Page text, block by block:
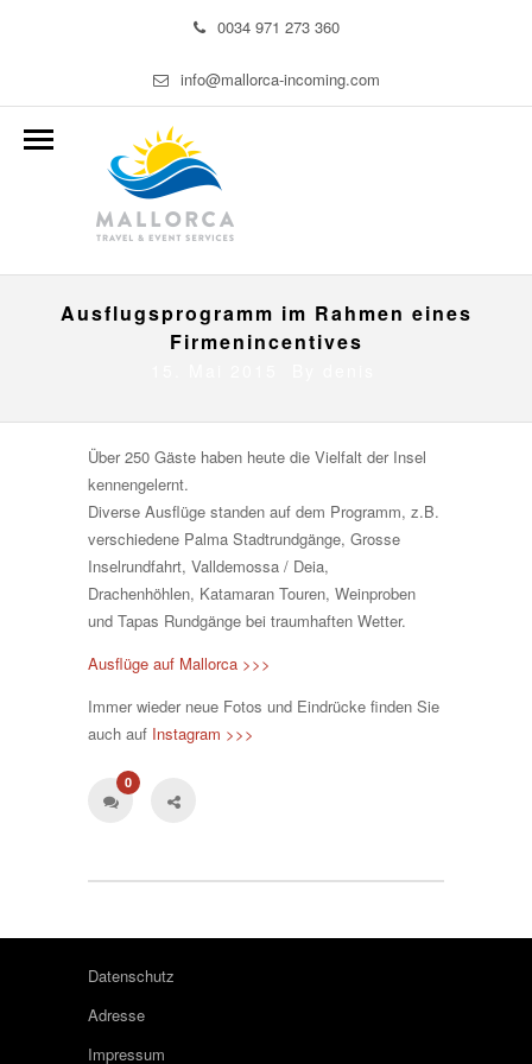
0034 971 273 360
info@mallorca-incoming.com
Ausflugsprogramm im Rahmen eines
Firmenincentives
Über 250 Gäste haben heute die Vielfalt der Insel
kennengelernt.
Diverse Ausflüge standen auf dem Programm, z.B.
verschiedene Palma Stadtrundgänge, Grosse
Inselrundfahrt, Valldemossa / Deia,
Drachenhöhlen, Katamaran Touren, Weinproben
und Tapas Rundgänge bei traumhaften Wetter.
Ausflüge auf Mallorca >>>
Immer wieder neue Fotos und Eindrücke finden Sie
auch auf Instagram >>>
0
Datenschutz
Adresse
Impressum